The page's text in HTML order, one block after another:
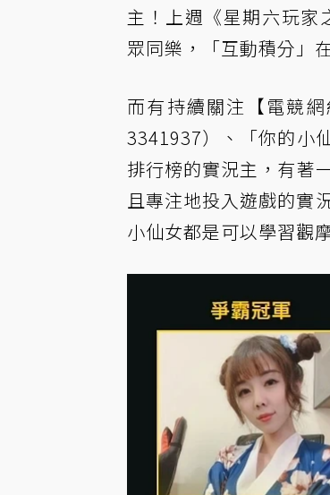
主！上週《星期六玩家
眾同樂，「互動積分」
而有持續關注【電競
3341937）、「你的小
排行榜的實況主，有著
且專注地投入遊戲的實
小仙女都是可以學習觀